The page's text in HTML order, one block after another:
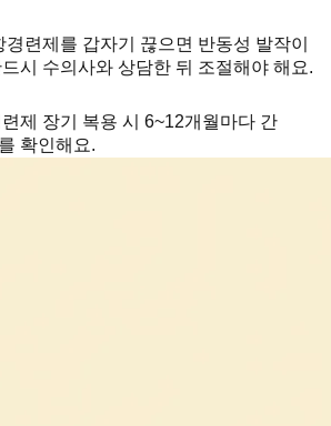
경련제를 갑자기 끊으면 반동성 발작이
시 수의사와 상담한 뒤 조절해야 해요.
제 장기 복용 시 6~12개월마다 간
확인해요.